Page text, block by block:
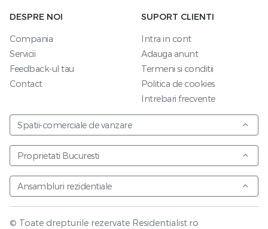
DESPRE NOI
Compania
Servicii
Feedback-ul tau
Contact
SUPORT CLIENTI
Intra in cont
Adauga anunt
Termeni si conditii
Politica de cookies
Intrebari frecvente
Spatii-comerciale de vanzare
Proprietati Bucuresti
Ansambluri rezidentiale
© Toate drepturile rezervate Residentialist.ro